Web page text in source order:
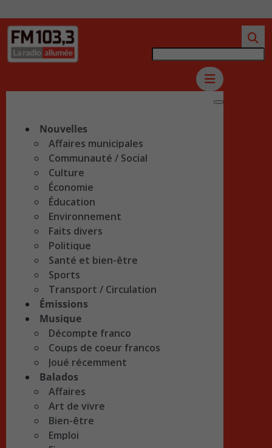
Nouvelles
Affaires municipales
Communauté / Social
Culture
Économie
Éducation
Environnement
Faits divers
Politique
Santé et bien-être
Sports
Transport / Circulation
Émissions
Musique
Décompte franco
Coups de coeur francos
Joué récemment
Balados
Affaires
Art de vivre
Bien-être
Emploi